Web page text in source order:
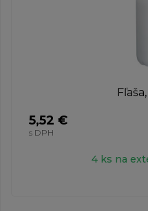
5,52 €
s DPH
4 ks na